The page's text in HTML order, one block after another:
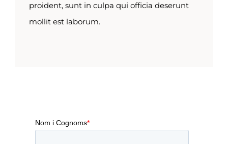
proident, sunt in culpa qui officia deserunt
mollit est laborum.